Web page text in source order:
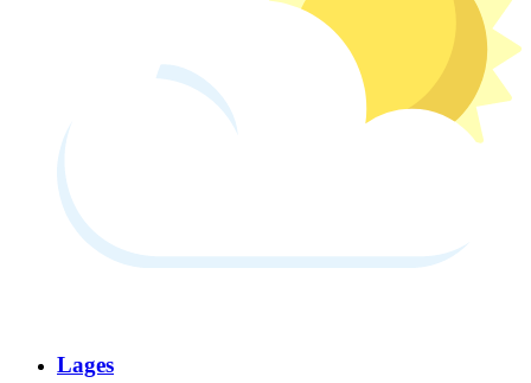
Lages